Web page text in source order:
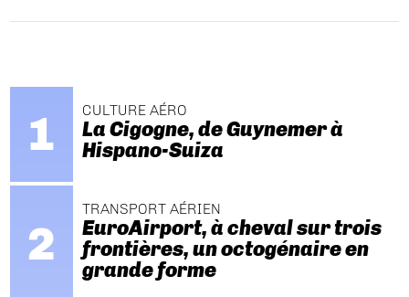
CULTURE AÉRO
La Cigogne, de Guynemer à
Hispano-Suiza
TRANSPORT AÉRIEN
EuroAirport, à cheval sur trois
frontières, un octogénaire en
grande forme